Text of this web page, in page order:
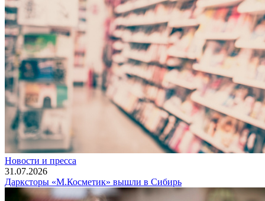
Новости и пресса
31.07.2026
Дарксторы «М.Косметик» вышли в Сибирь